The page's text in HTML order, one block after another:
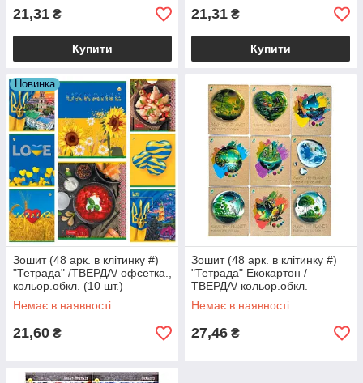
21,31 ₴
Купити
21,31 ₴
Купити
Новинка
Зошит (48 арк. в клітинку #)
"Тетрада" /ТВЕРДА/ офсетка.,
кольор.обкл. (10 шт.)
ш.к.4820049490107 65324
Немає в наявності
21,60 ₴
Зошит (48 арк. в клітинку #)
"Тетрада" Екокартон /
ТВЕРДА/ кольор.обкл.
ш.к.4820049499230, 1/10
65324
Немає в наявності
27,46 ₴